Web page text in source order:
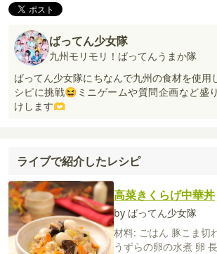
ばってん少女隊
九州モリモリ！ばってんうまか隊
ばってん少女隊にちなんで九州の食材を使用
シピに挑戦😆ミニゲームや質問企画など盛
けします🫶
ライブで紹介したレシピ
高菜きくらげ中華丼
by ばってん少女隊
材料: ごはん 豚こま切
うずらの卵の水煮 卵